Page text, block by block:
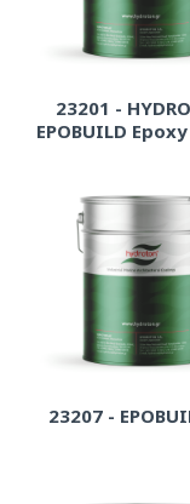
23201 -
EPOBUILD
23207 -